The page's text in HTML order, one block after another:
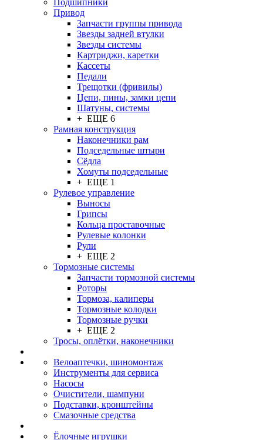
Подшипники
Привод
Запчасти группы привода
Звезды задней втулки
Звезды системы
Картриджи, каретки
Кассеты
Педали
Трещотки (фривилы)
Цепи, пины, замки цепи
Шатуны, системы
+ ЕЩЕ 6
Рамная конструкция
Наконечники рам
Подседельные штыри
Сёдла
Хомуты подседельные
+ ЕЩЕ 1
Рулевое управление
Выносы
Грипсы
Кольца проставочные
Рулевые колонки
Рули
+ ЕЩЕ 2
Тормозные системы
Запчасти тормозной системы
Роторы
Тормоза, калиперы
Тормозные колодки
Тормозные ручки
+ ЕЩЕ 2
Тросы, оплётки, наконечники
Велоаптечки, шиномонтаж
Инструменты для сервиса
Насосы
Очистители, шампуни
Подставки, кронштейны
Смазочные средства
Ёлочные игрушки